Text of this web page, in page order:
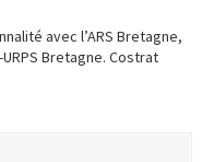
avec l’ARS Bretagne,
Bretagne. Costrat